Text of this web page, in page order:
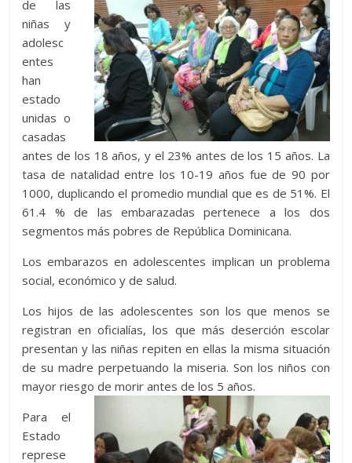
de las
niñas y
adolesc
entes
han
estado
unidas o
casadas
antes de los 18 años, y el 23% antes de los 15 años. La
tasa de natalidad entre los 10-19 años fue de 90 por
1000, duplicando el promedio mundial que es de 51%. El
61.4 % de las embarazadas pertenece a los dos
segmentos más pobres de República Dominicana.
Los embarazos en adolescentes implican un problema
social, económico y de salud.
Los hijos de las adolescentes son los que menos se
registran en oficialías, los que más deserción escolar
presentan y las niñas repiten en ellas la misma situación
de su madre perpetuando la miseria. Son los niños con
mayor riesgo de morir antes de los 5 años.
Para el
Estado
represe